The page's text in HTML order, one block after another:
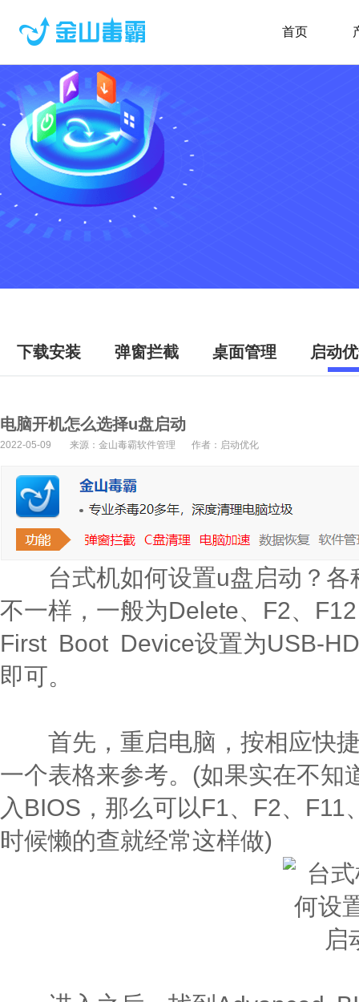
首页
下载安装 弹窗拦截 桌面管理 启动
电脑开机怎么选择u盘启动
2022-05-09 来源：金山毒霸软件管理 作者：启动优化
台式机如何设置u盘启动？各
不一样，一般为Delete、F2、
First Boot Device设置为USB-
即可。
首先，重启电脑，按相应快捷
一个表格来参考。(如果实在不知
入BIOS，那么可以F1、F2、
时候懒的查就经常这样做)